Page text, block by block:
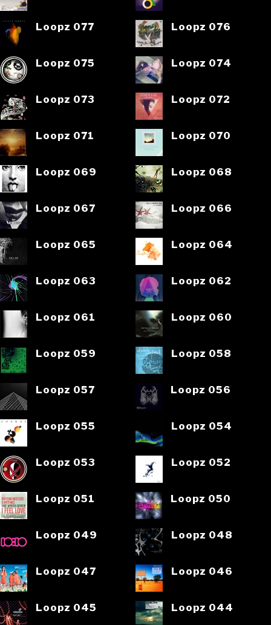
Loopz 077 Loopz 076
Loopz 075 Loopz 074
Loopz 073 Loopz 072
Loopz 071 Loopz 070
Loopz 069 Loopz 068
Loopz 067 Loopz 066
Loopz 065 Loopz 064
Loopz 063 Loopz 062
Loopz 061 Loopz 060
Loopz 059 Loopz 058
Loopz 057 Loopz 056
Loopz 055 Loopz 054
Loopz 053 Loopz 052
Loopz 051 Loopz 050
Loopz 049 Loopz 048
Loopz 047 Loopz 046
Loopz 045 Loopz 044